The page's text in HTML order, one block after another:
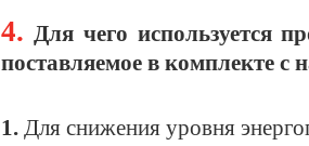
4. Для чего используется
поставляемое в комплекте
1. Для снижения уровня